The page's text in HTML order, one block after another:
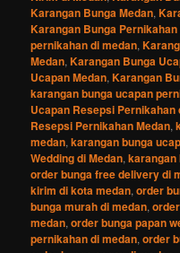
Karangan Bunga Medan,
Karangan Bunga Pernikahan
pernikahan di medan,
Medan,Karangan Bunga
Ucapan Medan,Karangan
karangan bunga ucapan
Ucapan Resepsi Pernikahan
Resepsi Pernikahan Medan,
medan,karangan bunga
Wedding di Medan,karangan
order bunga free delivery di
kirim di kota medan,order
bunga murah di medan,
medan,order bunga papan
pernikahan di medan,order